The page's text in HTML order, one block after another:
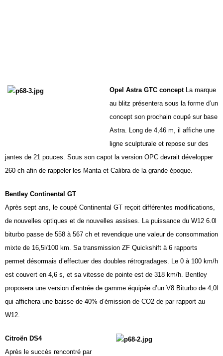
Opel Astra GTC concept
La marque
au blitz présentera sous la forme d’un
concept son prochain coupé sur base
Astra. Long de 4,46 m , il affiche une
ligne sculpturale et repose sur des
jantes de 21 pouces . Sous son capot la version OPC devrait développer
260 ch afin de rappeler les Manta et Calibra de la grande époque.
Bentley Continental GT
Après sept ans, le coupé Continental GT reçoit différentes modifications,
de nouvelles optiques et de nouvelles assises. La puissance du W12 6.0l
biturbo passe de 558 à 567 ch et revendique une valeur de consommation
mixte de 16,5l/100 km. Sa transmission ZF Quickshift à 6 rapports
permet désormais d’effectuer des doubles rétrogradages. Le 0 à 100 km/h
est couvert en 4,6 s, et sa vitesse de pointe est de 318 km/h . Bentley
proposera une version d’entrée de gamme équipée d’un V8 Biturbo de 4,0l
qui affichera une baisse de 40% d’émission de CO2 de par rapport au
W12.
Citroën DS4
Après le succès rencontré par